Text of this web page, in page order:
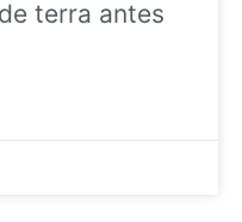
terra antes